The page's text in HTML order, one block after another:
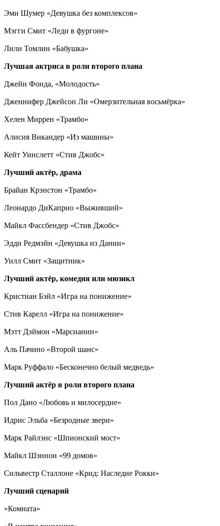
Эми Шумер «Девушка без комплексов»
Мэгги Смит «Леди в фургоне»
Лили Томлин «Бабушка»
Лучшая актриса в роли второго плана
Джейн Фонда, «Молодость»
Дженнифер Джейсон Ли «Омерзительная восьмёрка»
Хелен Миррен «Трамбо»
Алисия Викандер «Из машины»
Кейт Уинслетт «Стив Джобс»
Лучший актёр, драма
Брайан Крэнстон «Трамбо»
Леонардо ДиКаприо «Выживший»
Майкл Фассбендер «Стив Джобс»
Эдди Редмэйн «Девушка из Дании»
Уилл Смит «Защитник»
Лучший актёр, комедия или мюзикл
Кристиан Бэйл «Игра на понижение»
Стив Карелл «Игра на понижение»
Мэтт Дэймон «Марсианин»
Аль Пачино «Второй шанс»
Марк Руффало «Бесконечно белый медведь»
Лучший актёр в роли второго плана
Пол Дано «Любовь и милосердие»
Идрис Эльба «Безродные звери»
Марк Райлэнс «Шпионский мост»
Майкл Шэннон «99 домов»
Сильвестр Сталлоне «Крид: Наследие Рокки»
Лучший сценарий
«Комната»